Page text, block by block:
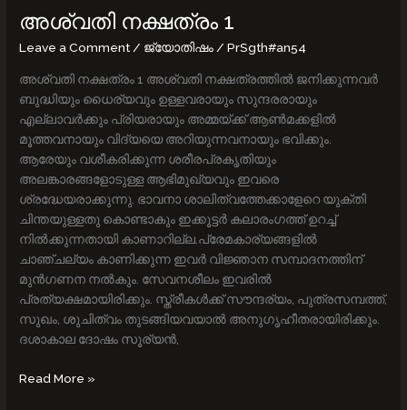
അശ്വതി നക്ഷത്രം 1
Leave a Comment/ ജ്യോതിഷം/PrSgth#an54
അശ്വതി നക്ഷത്രം 1 അശ്വതി നക്ഷത്രത്തിൽ ജനിക്കുന്നവർ
ബുദ്ധിയും ധൈര്യവും ഉള്ളവരായും സുന്ദരരായും
എല്ലാവർക്കും പ്രിയരായും അമ്മയ്ക്ക്‌ ആൺമക്കളിൽ
മൂത്തവനായും വിദ്യയെ അറിയുന്നവനായും ഭവിക്കും.
ആരേയും വശീകരിക്കുന്ന ശരീരപ്രകൃതിയും
അലങ്കാരങ്ങളോടുള്ള ആഭിമുഖ്യവും ഇവരെ
ശ്രദ്ധേയരാക്കുന്നു. ഭാവനാ ശാലിത്വത്തേക്കാളേറെ യുക്തി
ചിന്തയുള്ളതു കൊണ്ടാകും ഇക്കൂട്ടർ കലാരംഗത്ത്‌ ഉറച്ച്‌
നിൽക്കുന്നതായി കാണാറില്ല.പ്രേമകാര്യങ്ങളിൽ
ചാഞ്ചല്യം കാണിക്കുന്ന ഇവർ വിജ്ഞാന സമ്പാദനത്തിന്‌
മുൻഗണന നൽകും. സേവനശീലം ഇവരിൽ
പ്രത്യക്ഷമായിരിക്കും. സ്ത്രീകൾക്ക്‌ സൗന്ദര്യം, പുത്രസമ്പത്ത്‌,
സുഖം, ശുചിത്വം തുടങ്ങിയവയാൽ അനുഗൃഹീതരായിരിക്കും.
ദശാകാല ദോഷം സൂര്യൻ,
Read More »